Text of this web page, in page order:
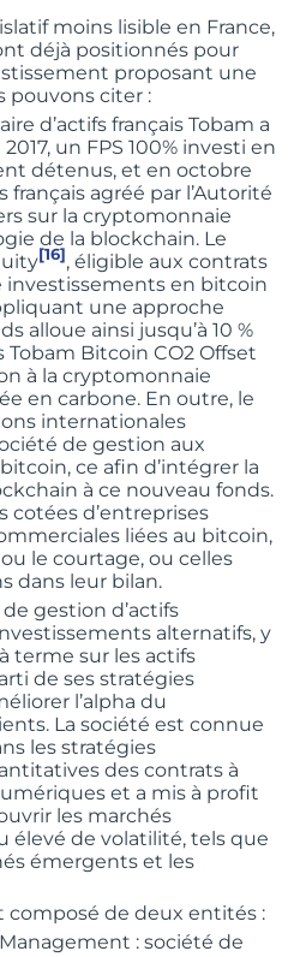
moins lisible en France,
déjà positionnés pour
proposant une
pouvons citer :
d’actifs français Tobam a
un FPS 100% investi en
détenus, et en octobre
français agréé par l’Autorité
sur la cryptomonnaie
de la blockchain. Le
[16], éligible aux contrats
investissements en bitcoin
une approche
alloue ainsi jusqu’à 10 %
Tobam Bitcoin CO2 Offset
à la cryptomonnaie
en carbone. En outre, le
internationales
de gestion aux
ce afin d’intégrer la
à ce nouveau fonds.
cotées d’entreprises
liées au bitcoin,
le courtage, ou celles
dans leur bilan.
gestion d’actifs
alternatifs, y
terme sur les actifs
de ses stratégies
l’alpha du
La société est connue
les stratégies
des contrats à
et a mis à profit
les marchés
élevé de volatilité, tels que
émergents et les
composé de deux entités :
: société de